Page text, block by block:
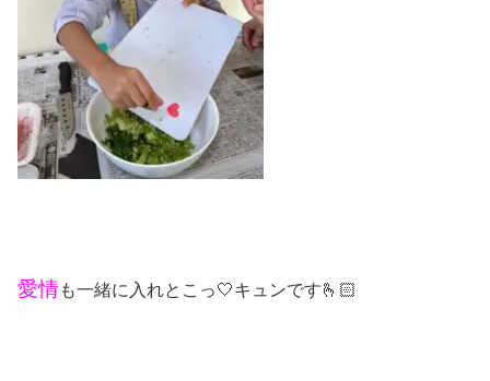
愛情も一緒に入れとこっ🤍キュンです🫰🏻